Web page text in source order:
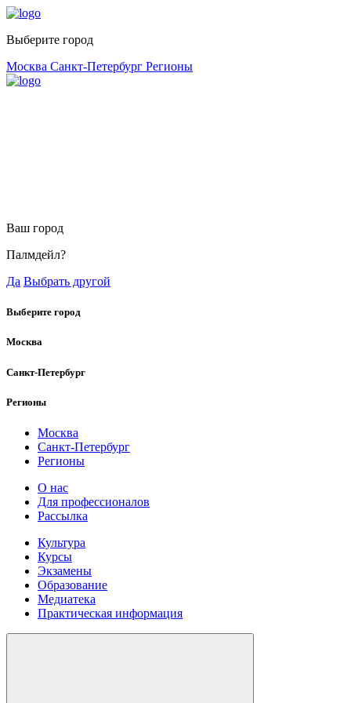
Выберите город
Москва Санкт-Петербург Регионы
Ваш город
Палмдейл?
Да Выбрать другой
Выберите город
Москва
Санкт-Петербург
Регионы
Москва
Санкт-Петербург
Регионы
О нас
Для профессионалов
Рассылка
Культура
Курсы
Экзамены
Образование
Медиатека
Практическая информация